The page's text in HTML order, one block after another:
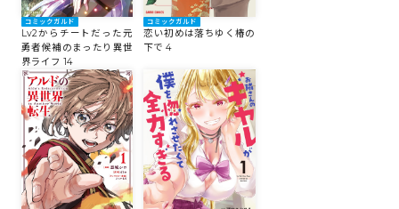
コミックガルド
Lv2からチートだった元
勇者候補のまったり異世
界ライフ 14
コミックガルド
恋い初めは落ちゆく椿の
下で 4